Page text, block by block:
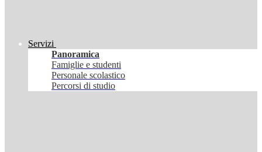
Servizi
Panoramica
Famiglie e studenti
Personale scolastico
Percorsi di studio